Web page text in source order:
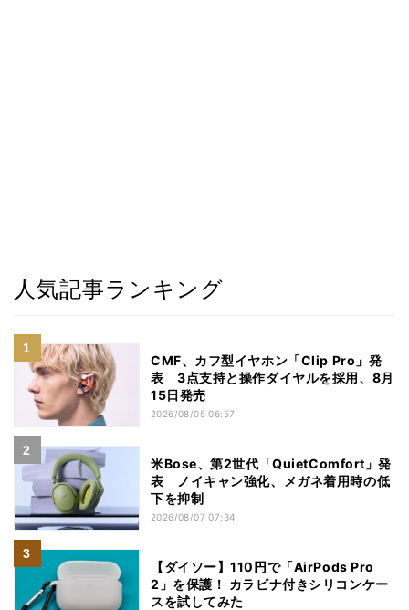
人気記事ランキング
CMF、カフ型イヤホン「Clip Pro」発
表 3点支持と操作ダイヤルを採用、8月
15日発売
2026/08/05 06:57
米Bose、第2世代「QuietComfort」発
表 ノイキャン強化、メガネ着用時の低
下を抑制
2026/08/07 07:34
【ダイソー】110円で「AirPods Pro
2」を保護！ カラビナ付きシリコンケー
スを試してみた